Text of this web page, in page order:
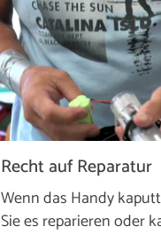
Recht auf Reparatur
Wenn das Handy
Sie es reparieren oder